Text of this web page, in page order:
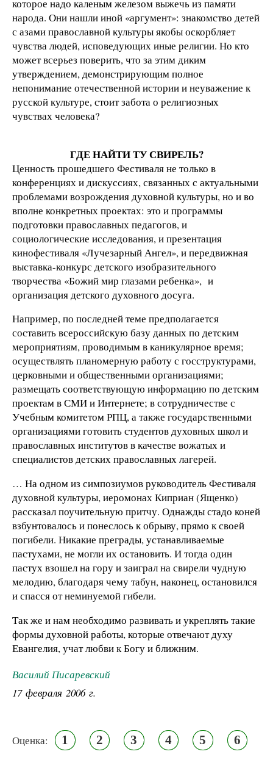
которое надо каленым железом выжечь из памяти
народа. Они нашли иной «аргумент»: знакомство детей
с азами православной культуры якобы оскорбляет
чувства людей, исповедующих иные религии. Но кто
может всерьез поверить, что за этим диким
утверждением, демонстрирующим полное
непонимание отечественной истории и неуважение к
русской культуре, стоит забота о религиозных
чувствах человека?
ГДЕ НАЙТИ ТУ СВИРЕЛЬ?
Ценность прошедшего Фестиваля не только в
конференциях и дискуссиях, связанных с актуальными
проблемами возрождения духовной культуры, но и во
вполне конкретных проектах: это и программы
подготовки православных педагогов, и
социологические исследования, и презентация
кинофестиваля «Лучезарный Ангел», и передвижная
выставка-конкурс детского изобразительного
творчества «Божий мир глазами ребенка», и
организация детского духовного досуга.
Например, по последней теме предполагается
составить всероссийскую базу данных по детским
мероприятиям, проводимым в каникулярное время;
осуществлять планомерную работу с госструктурами,
церковными и общественными организациями;
размещать соответствующую информацию по детским
проектам в СМИ и Интернете; в сотрудничестве с
Учебным комитетом РПЦ, а также государственными
организациями готовить студентов духовных школ и
православных институтов в качестве вожатых и
специалистов детских православных лагерей.
… На одном из симпозиумов руководитель Фестиваля
духовной культуры, иеромонах Киприан (Ященко)
рассказал поучительную притчу. Однажды стадо коней
взбунтовалось и понеслось к обрыву, прямо к своей
погибели. Никакие преграды, устанавливаемые
пастухами, не могли их остановить. И тогда один
пастух взошел на гору и заиграл на свирели чудную
мелодию, благодаря чему табун, наконец, остановился
и спасся от неминуемой гибели.
Так же и нам необходимо развивать и укреплять такие
формы духовной работы, которые отвечают духу
Евангелия, учат любви к Богу и ближним.
Василий Писаревский
17 февраля 2006 г.
Оценка: 1 2 3 4 5 6